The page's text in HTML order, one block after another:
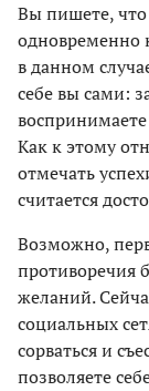
Вы пишете,
одновременно
в данном
себе вы сами:
Как к этому
отмечать
считается
Возможно,
противоречия
желаний.
социальных
сорваться и
позволяете